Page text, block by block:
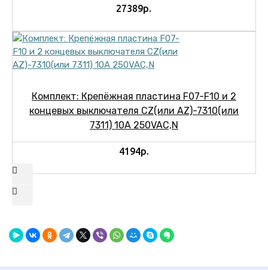
27389р.
Комплект: Крепёжная пластина F07-F10 и 2
концевых выключателя CZ(или AZ)-7310(или
7311) 10А 250VAC,N
4194р.